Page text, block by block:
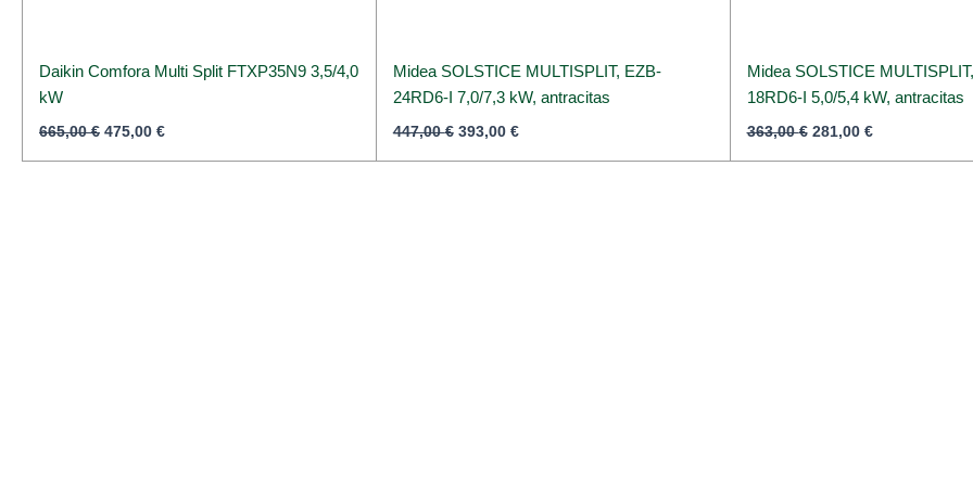
Daikin Comfora Multi Split FTXP35N9 3,5/4,0
kW
665,00€ 475,00 €
Midea SOLSTICE MULTISPLIT, EZB-
24RD6-I 7,0/7,3 kW, antracitas
447,00€ 393,00 €
Midea SOLSTICE
18RD6-I 5,0/5,4 kW, antracitas
363,00€ 281,00 €